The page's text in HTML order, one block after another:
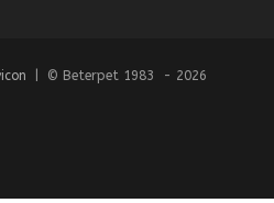
| © Beterpet 1983 - 2026